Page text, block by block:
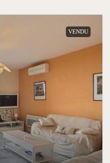
VENDU